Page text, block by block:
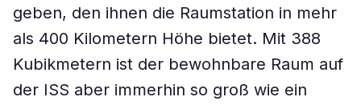
geben, den ihnen die Raumstation in mehr
als 400 Kilometern Höhe bietet. Mit 388
Kubikmetern ist der bewohnbare Raum auf
der ISS aber immerhin so groß wie ein